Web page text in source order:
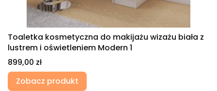
Toaletka kosmetyczna do makijażu wizażu biała z
lustrem i oświetleniem Modern 1
Cena
899,00 zł
Zobacz produkt